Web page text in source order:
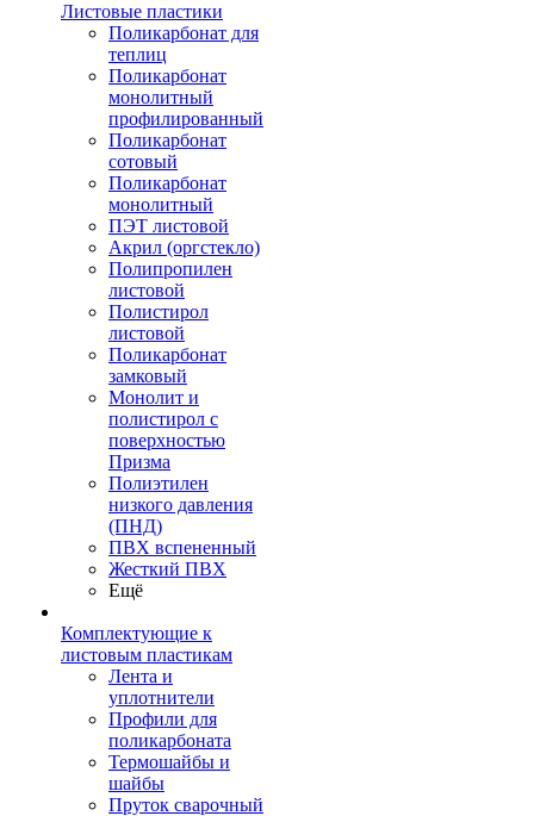
Листовые пластики
Поликарбонат для
теплиц
Поликарбонат
монолитный
профилированный
Поликарбонат
сотовый
Поликарбонат
монолитный
ПЭТ листовой
Акрил (оргстекло)
Полипропилен
листовой
Полистирол
листовой
Поликарбонат
замковый
Монолит и
полистирол с
поверхностью
Призма
Полиэтилен
низкого давления
(ПНД)
ПВХ вспененный
Жесткий ПВХ
Ещё
Комплектующие к
листовым пластикам
Лента и
уплотнители
Профили для
поликарбоната
Термошайбы и
шайбы
Пруток сварочный